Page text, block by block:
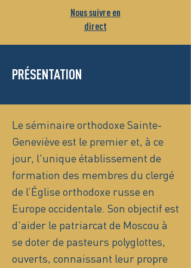
Nous suivre en
direct
PRÉSENTATION
Le séminaire orthodoxe Sainte-
Geneviève est le premier et, à ce
jour, l'unique établissement de
formation des membres du clergé
de l’Église orthodoxe russe en
Europe occidentale. Son objectif est
d'aider le patriarcat de Moscou à
se doter de pasteurs polyglottes,
ouverts, connaissant leur propre